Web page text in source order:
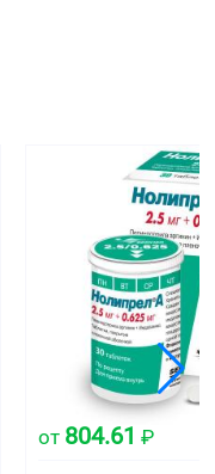
от 804.61 ₽